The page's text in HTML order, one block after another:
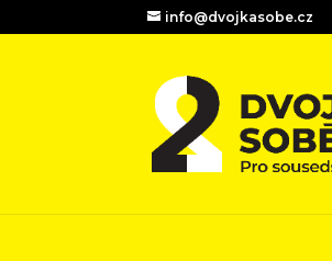
info@dvojkasobe.cz